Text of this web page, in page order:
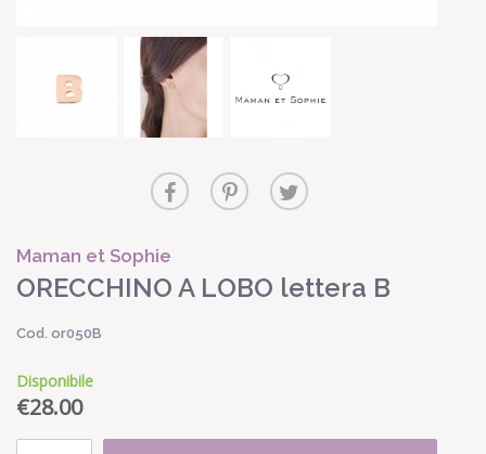
Maman et Sophie
ORECCHINO A LOBO lettera B
Cod. or050B
Disponibile
€28.00